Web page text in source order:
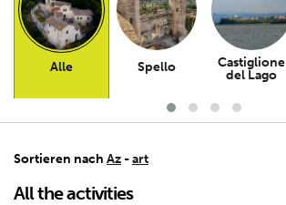
Alle Spello
Castiglione
del Lago
Sortieren nach Az -art
All the activities